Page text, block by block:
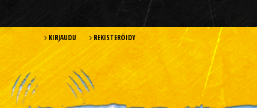
KIRJAUDU REKISTERÖIDY